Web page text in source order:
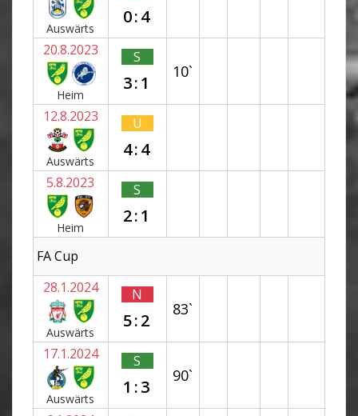
Auswärts
0:4
20.8.2023
Heim
S
3:1
10`
12.8.2023
Auswärts
U
4:4
5.8.2023
Heim
S
2:1
FA Cup
28.1.2024
Auswärts
N
5:2
83`
17.1.2024
Auswärts
S
1:3
90`